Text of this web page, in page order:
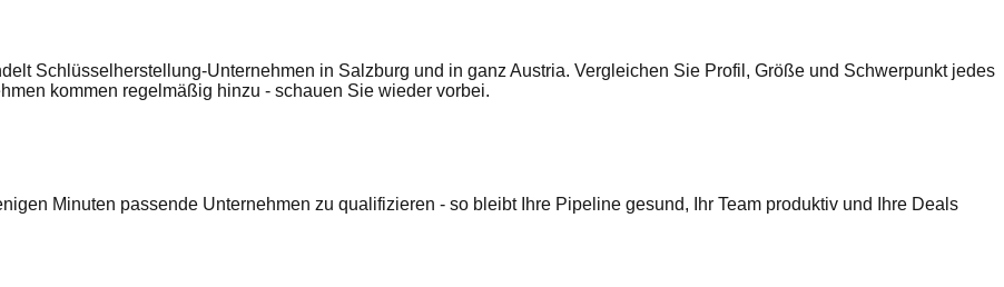
Schlüsselherstellung-Unternehmen in Salzburg und in ganz Austria. Vergleichen Sie Profil, Größe und Schwerpunkt jedes
kommen regelmäßig hinzu - schauen Sie wieder vorbei.
Minuten passende Unternehmen zu qualifizieren - so bleibt Ihre Pipeline gesund, Ihr Team produktiv und Ihre Deals